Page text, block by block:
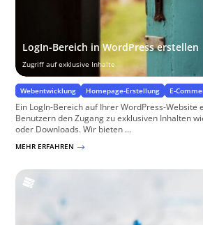
LogIn-Bereich in WordPress erstellen
Zugriff auf exklusive Inhalte
Webentwicklung Homepage-Erstellung E-
Ein LogIn-Bereich auf Ihrer WordPress-
Benutzern den Zugang zu exklusiven Inhalten
oder Downloads. Wir bieten ...
MEHR ERFAHREN $